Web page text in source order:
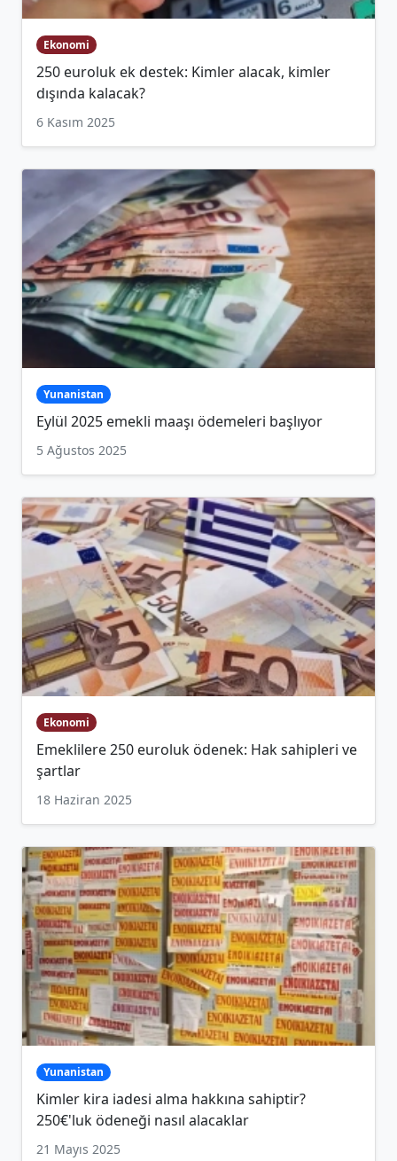
Ekonomi
250 euroluk ek destek: Kimler alacak, kimler
dışında kalacak?
6 Kasım 2025
Yunanistan
Eylül 2025 emekli maaşı ödemeleri başlıyor
5 Ağustos 2025
Ekonomi
Emeklilere 250 euroluk ödenek: Hak sahipleri ve
şartlar
18 Haziran 2025
Yunanistan
Kimler kira iadesi alma hakkına sahiptir?
250€'luk ödeneği nasıl alacaklar
21 Mayıs 2025